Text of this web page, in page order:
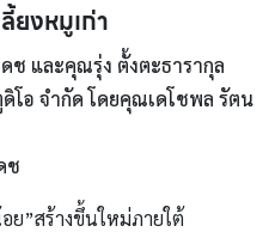
ยงหมูเก่า
ช และคุณรุ่ง ตั้งตะธารากุล
โอ จำกัด โดยคุณเดโชพล รัตน
ช
ย”สร้างขึ้นใหม่ภายใต้